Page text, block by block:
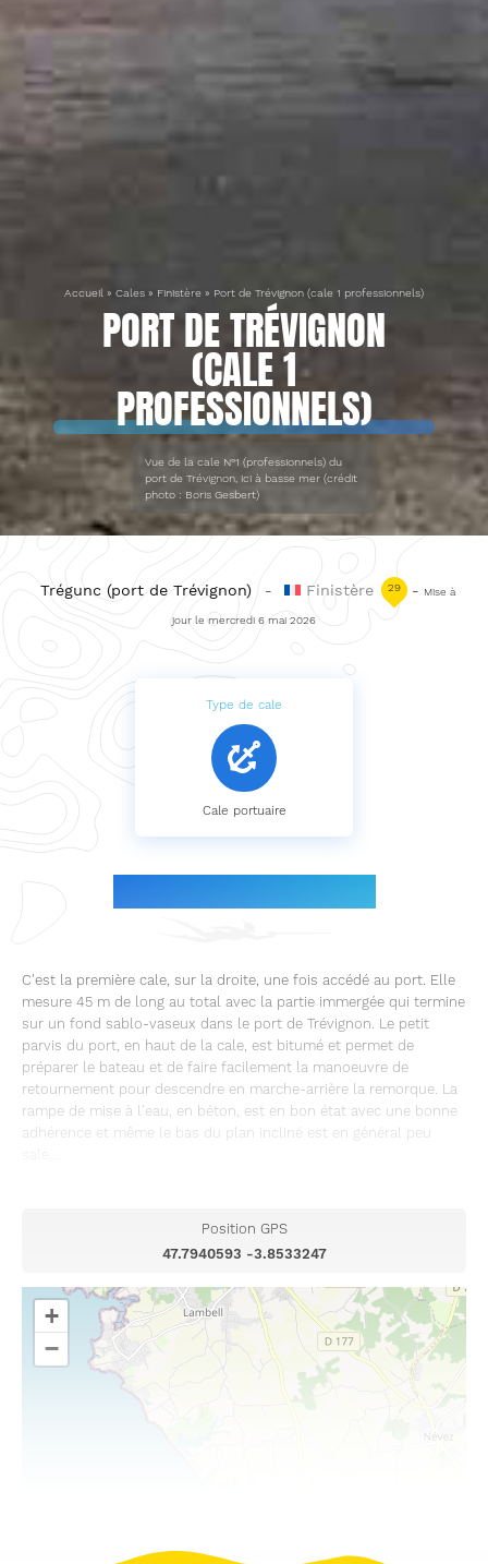
Accueil » Cales » Finistère » Port de Trévignon (cale 1 professionnels)
PORT DE TRÉVIGNON
(CALE 1
PROFESSIONNELS)
Vue de la cale N°1 (professionnels) du
port de Trévignon, ici à basse mer (crédit
photo : Boris Gesbert)
Trégunc (port de Trévignon) - Finistère 29 - Mise à
jour le mercredi 6 mai 2026
Type de cale
Cale portuaire
C'est la première cale, sur la droite, une fois accédé au port. Elle
mesure 45 m de long au total avec la partie immergée qui termine
sur un fond sablo-vaseux dans le port de Trévignon. Le petit
parvis du port, en haut de la cale, est bitumé et permet de
préparer le bateau et de faire facilement la manoeuvre de
retournement pour descendre en marche-arrière la remorque. La
rampe de mise à l'eau, en béton, est en bon état avec une bonne
adhérence et même le bas du plan incliné est en général peu
Position GPS
47.7940593 -3.8533247
+
−